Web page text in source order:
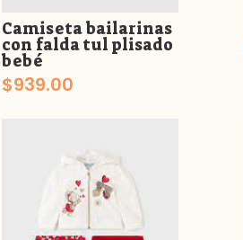
Camiseta bailarinas
con falda tul plisado
bebé
$939.00